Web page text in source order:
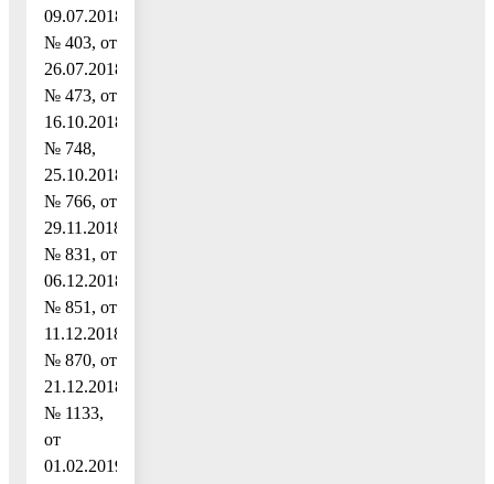
09.07.2018
№ 403, от
26.07.2018
№ 473, от
16.10.2018
№ 748,
25.10.2018
№ 766, от
29.11.2018
№ 831, от
06.12.2018
№ 851, от
11.12.2018
№ 870, от
21.12.2018
№ 1133,
от
01.02.2019